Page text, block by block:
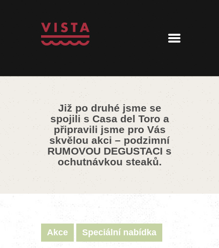
Již po druhé jsme se
spojili s Casa del Toro a
připravili jsme pro Vás
skvělou akci – podzimní
RUMOVOU DEGUSTACI s
ochutnávkou steaků.
ÚVOD
MENU
360° PROHLÍDKA
Akce Speciální nabídka